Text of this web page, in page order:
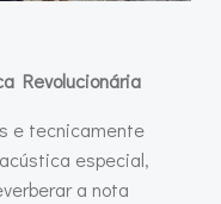
Revolucionária
e tecnicamente
especial,
a nota